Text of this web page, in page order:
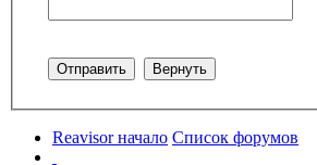
Reavisor начало Список форумов